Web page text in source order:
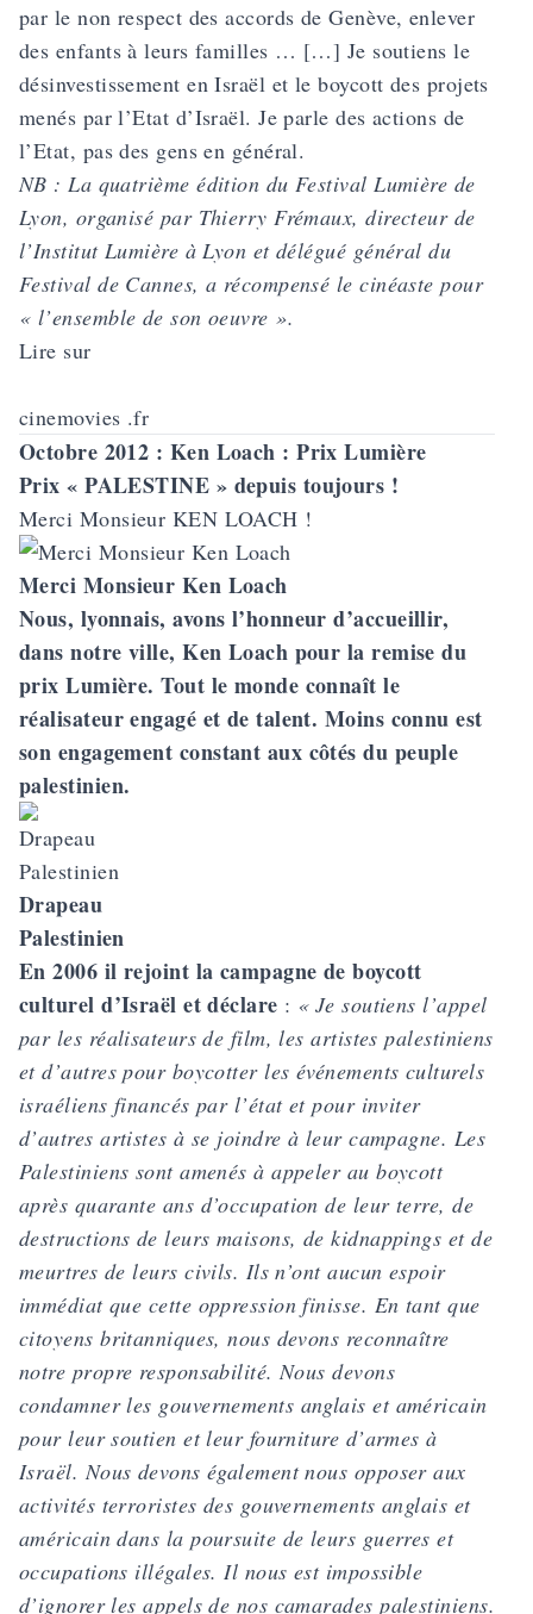
par le non respect des accords de Genève, enlever
des enfants à leurs familles … […] Je soutiens le
désinvestissement en Israël et le boycott des projets
menés par l’Etat d’Israël. Je parle des actions de
l’Etat, pas des gens en général.
NB : La quatrième édition du Festival Lumière de
Lyon, organisé par Thierry Frémaux, directeur de
l’Institut Lumière à Lyon et délégué général du
Festival de Cannes, a récompensé le cinéaste pour
« l’ensemble de son oeuvre ».
Lire sur
cinemovies .fr
Octobre 2012 : Ken Loach : Prix Lumière
Prix « PALESTINE » depuis toujours !
Merci Monsieur KEN LOACH !
Merci Monsieur Ken Loach
Nous, lyonnais, avons l’honneur d’accueillir,
dans notre ville, Ken Loach pour la remise du
prix Lumière. Tout le monde connaît le
réalisateur engagé et de talent. Moins connu est
son engagement constant aux côtés du peuple
palestinien.
Drapeau
Palestinien
En 2006 il rejoint la campagne de boycott
culturel d’Israël et déclare : « Je soutiens l’appel
par les réalisateurs de film, les artistes palestiniens
et d’autres pour boycotter les événements culturels
israéliens financés par l’état et pour inviter
d’autres artistes à se joindre à leur campagne. Les
Palestiniens sont amenés à appeler au boycott
après quarante ans d’occupation de leur terre, de
destructions de leurs maisons, de kidnappings et de
meurtres de leurs civils. Ils n’ont aucun espoir
immédiat que cette oppression finisse. En tant que
citoyens britanniques, nous devons reconnaître
notre propre responsabilité. Nous devons
condamner les gouvernements anglais et américain
pour leur soutien et leur fourniture d’armes à
Israël. Nous devons également nous opposer aux
activités terroristes des gouvernements anglais et
américain dans la poursuite de leurs guerres et
occupations illégales. Il nous est impossible
d’ignorer les appels de nos camarades palestiniens.